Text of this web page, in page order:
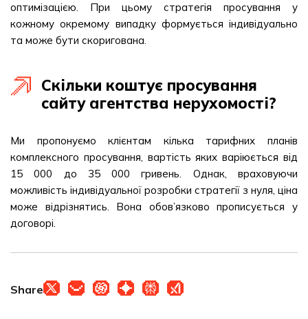
оптимізацією. При цьому стратегія просування у
кожному окремому випадку формується індивідуально
та може бути скоригована.
Скільки коштує просування
сайту агентства нерухомості?
Ми пропонуємо клієнтам кілька тарифних планів
комплексного просування, вартість яких варіюється від
15 000 до 35 000 гривень. Однак, враховуючи
можливість індивідуальної розробки стратегії з нуля, ціна
може відрізнятись. Вона обов’язково прописується у
договорі.
Share